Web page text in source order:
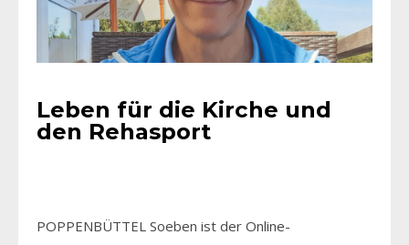
Leben für die Kirche und
den Rehasport
POPPENBÜTTEL Soeben ist der Online-